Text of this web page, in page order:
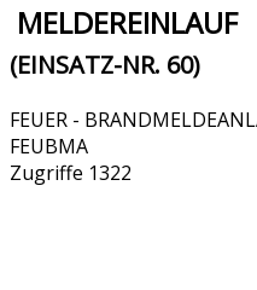
MELDEREINLAUF
(EINSATZ-NR. 60)
FEUER -
FEUBMA
Zugriffe 1322